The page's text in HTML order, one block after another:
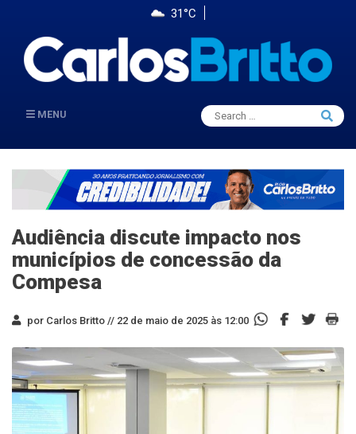
31°C
MENU
Search
for:
Search
Audiência discute impacto nos
municípios de concessão da
Compesa
por Carlos Britto // 22 de maio de 2025 às 12:00